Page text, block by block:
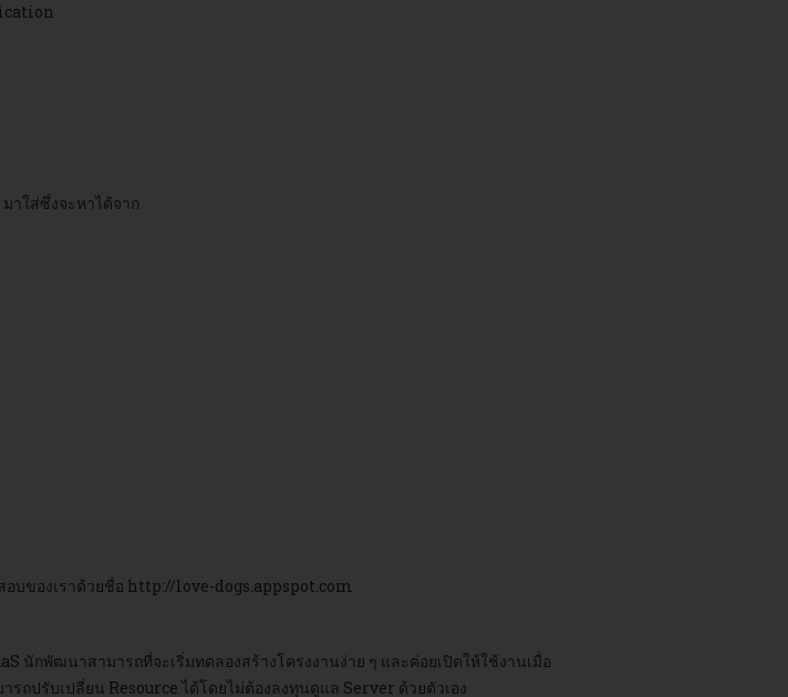
าใส่ซึ่งจะหาได้จาก
อบของเราด้วยชื่อ http://love-dogs.appspot.com
นักพัฒนาสามารถที่จะเริ่มทดลองสร้างโครงงานง่าย ๆ และค่อยเปิดให้ใช้งานเมื่อ
รถปรับเปลี่ยน Resource ได้โดยไม่ต้องลงทุนดูแล Server ด้วยตัวเอง